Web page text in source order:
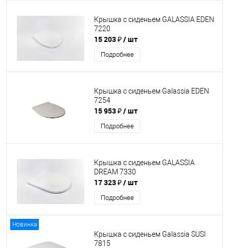
Крышка с сиденьем GALASSIA EDEN
7220
15 203 ₽/ шт
Подробнее
Крышка с сиденьем Galassia EDEN
7254
15 953 ₽/ шт
Подробнее
Крышка с сиденьем GALASSIA
DREAM 7330
17 323 ₽/ шт
Подробнее
Новинка
Крышка с сиденьем Galassia SUSI
7815